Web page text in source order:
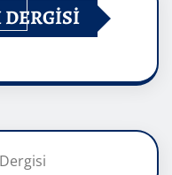
DERGİSİ